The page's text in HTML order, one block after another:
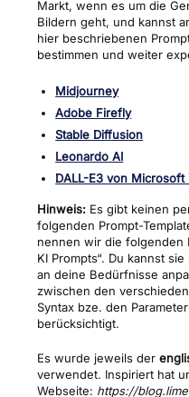
Markt, wenn es um die
Bildern geht, und kannst
hier beschriebenen
bestimmen und weiter
Midjourney
Adobe Firefly
Stable Diffusion
Leonardo AI
DALL-E3 von
Hinweis: Es gibt keinen
folgenden Prompt-
nennen wir die folgenden
KI Prompts“. Du kannst
an deine Bedürfnisse
zwischen den
Syntax bze. den
berücksichtigt.
Es wurde jeweils der
verwendet. Inspiriert hat
Webseite: https://